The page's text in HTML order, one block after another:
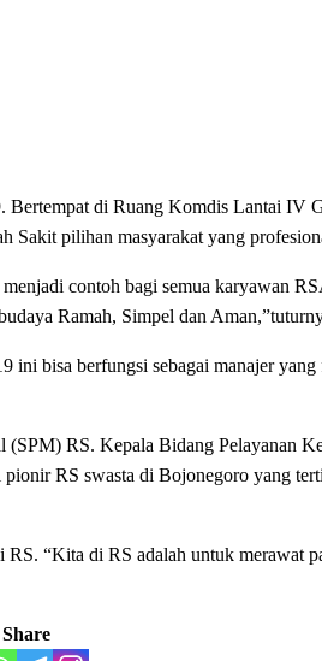
di Ruang Komdis Lantai IV
Sakit pilihan masyarakat yang
contoh bagi semua karyawan
Ramah, Simpel dan
bisa berfungsi sebagai manajer
RS. Kepala Bidang Pelayanan
RS swasta di Bojonegoro yang
“Kita di RS adalah untuk merawat
Share